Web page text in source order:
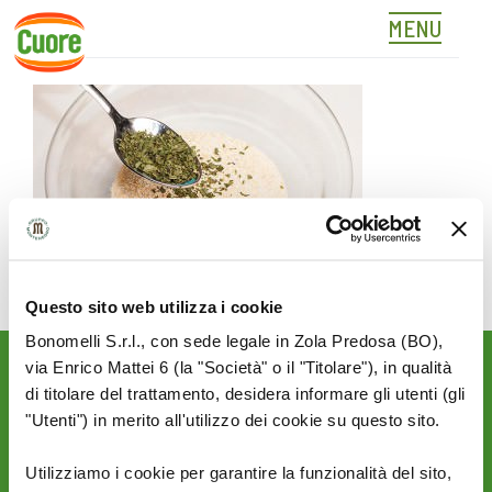
Questo sito web utilizza i cookie
Bonomelli S.r.l., con sede legale in Zola Predosa (BO),
via Enrico Mattei 6 (la "Società" o il "Titolare"), in qualità
di titolare del trattamento, desidera informare gli utenti (gli
"Utenti") in merito all'utilizzo dei cookie su questo sito.
Utilizziamo i cookie per garantire la funzionalità del sito,
Skip
content
MENU
01
Rimani aggiornato sulle
novità del mondo Cuore: